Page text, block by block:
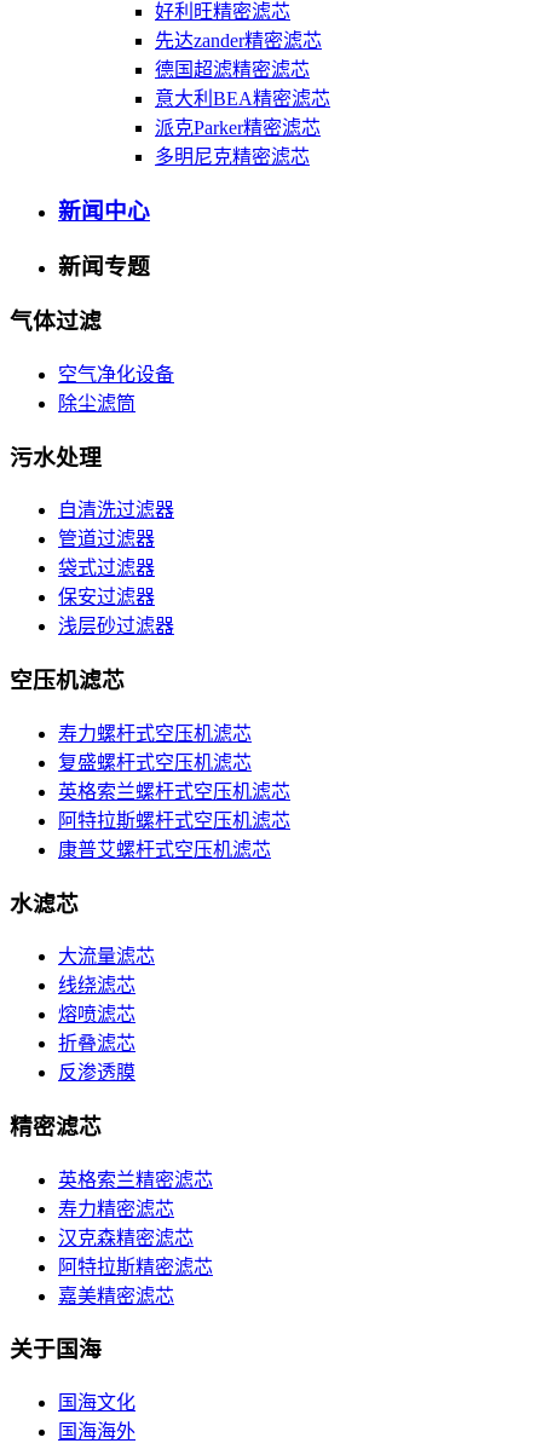
好利旺精密滤芯
先达zander精密滤芯
德国超滤精密滤芯
意大利BEA精密滤芯
派克Parker精密滤芯
多明尼克精密滤芯
新闻中心
新闻专题
气体过滤
空气净化设备
除尘滤筒
污水处理
自清洗过滤器
管道过滤器
袋式过滤器
保安过滤器
浅层砂过滤器
空压机滤芯
寿力螺杆式空压机滤芯
复盛螺杆式空压机滤芯
英格索兰螺杆式空压机滤芯
阿特拉斯螺杆式空压机滤芯
康普艾螺杆式空压机滤芯
水滤芯
大流量滤芯
线绕滤芯
熔喷滤芯
折叠滤芯
反渗透膜
精密滤芯
英格索兰精密滤芯
寿力精密滤芯
汉克森精密滤芯
阿特拉斯精密滤芯
嘉美精密滤芯
关于国海
国海文化
国海海外